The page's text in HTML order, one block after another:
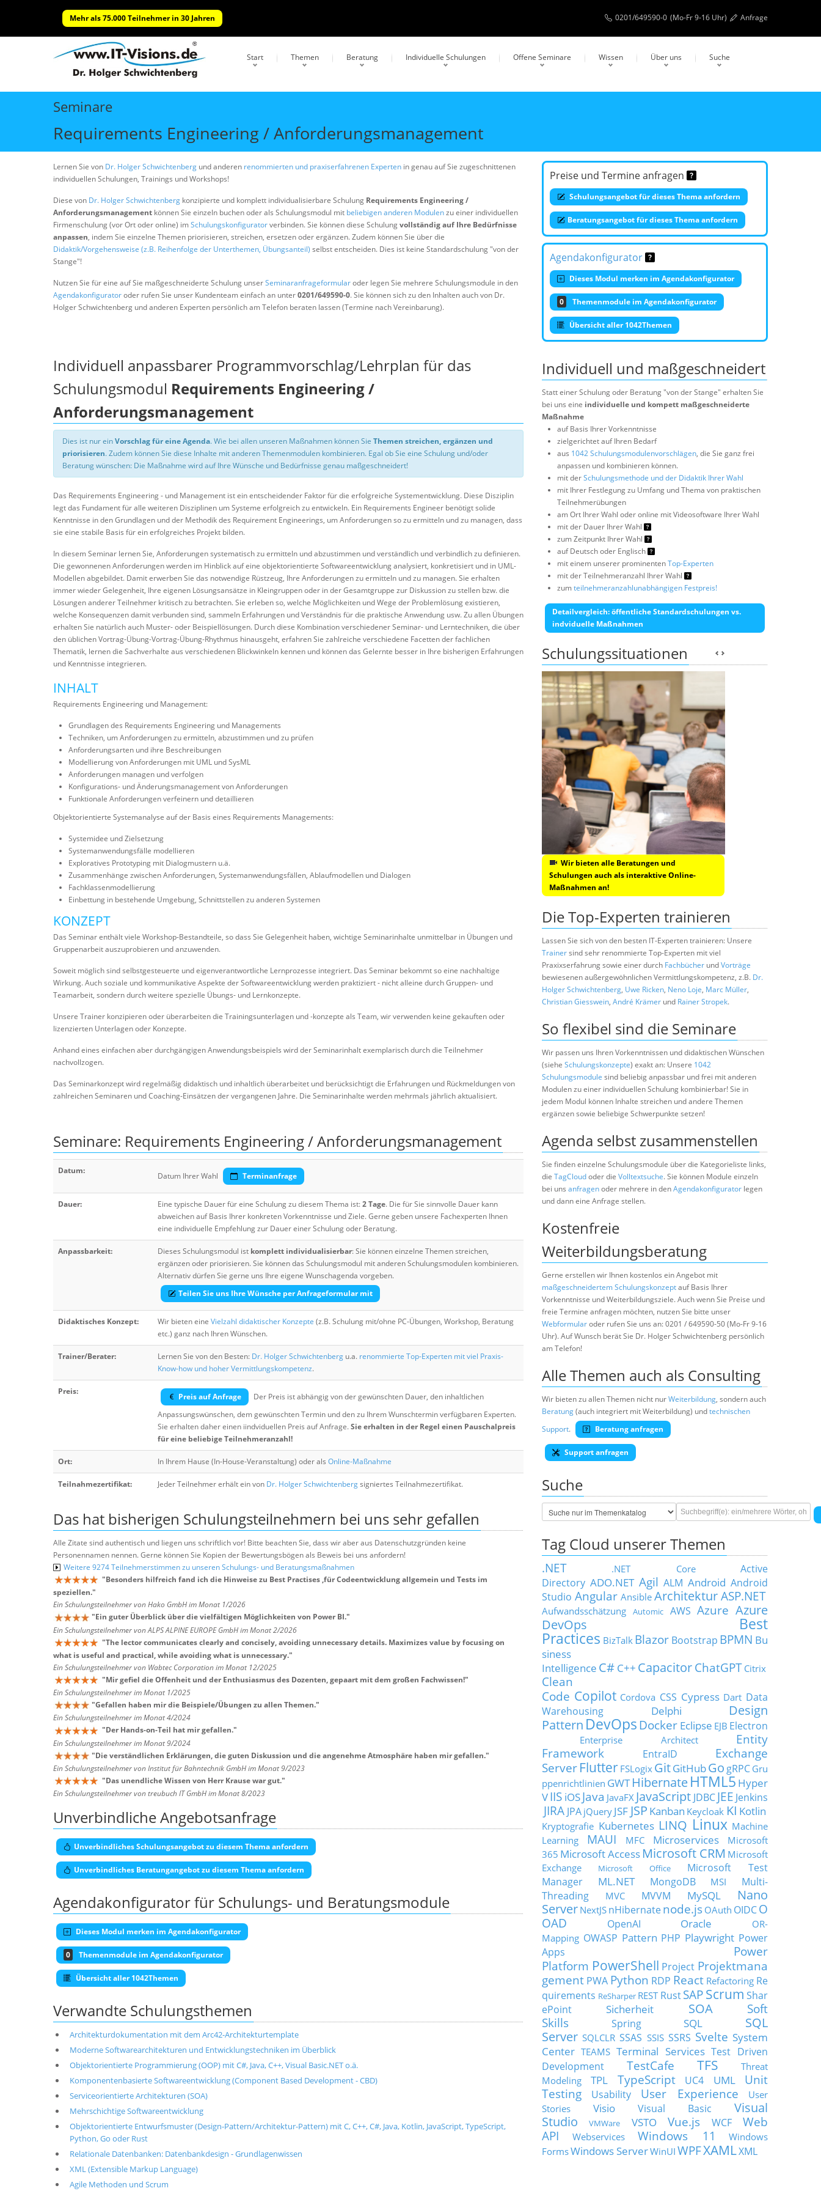
Mehr als 75.000 Teilnehmer in 30 Jahren 0201/649590-0 (Mo-Fr 9-16 Uhr) Anfrage
Start Themen Beratung Individuelle Schulungen Offene Seminare Wissen Über uns Suche
Seminare
Requirements Engineering / Anforderungsmanagement
Lernen Sie von Dr. Holger Schwichtenberg und anderen renommierten und praxiserfahrenen Experten in genau auf Sie zugeschnittenen
individuellen Schulungen, Trainings und Workshops!
Diese von Dr. Holger Schwichtenberg konzipierte und komplett individualisierbare Schulung Requirements Engineering /
Anforderungsmanagement können Sie einzeln buchen oder als Schulungsmodul mit beliebigen anderen Modulenzu einer individuellen
Firmenschulung (vor Ort oder online) imSchulungskonfiguratorverbinden. Sie können diese Schulungvollständig auf Ihre Bedürfnisse
anpassen, indem Sie einzelne Themen priorisieren, streichen, ersetzen oder ergänzen. Zudem können Sie über die
Didaktik/Vorgehensweise (z.B. Reihenfolge der Unterthemen, Übungsanteil) selbst entscheiden. Dies ist keine Standardschulung "von der
Stange"!
Nutzen Sie für eine auf Sie maßgeschneiderte Schulung unserSeminaranfrageformularoder legen Sie mehrere Schulungsmodule in den
Agendakonfiguratoroder rufen Sie unser Kundenteam einfach an unter0201/649590-0. Sie können sich zu den Inhalten auch von Dr.
Holger Schwichtenberg und anderen Experten persönlich am Telefon beraten lassen (Termine nach Vereinbarung).
Preise und Termine anfragen
Schulungsangebot für dieses Thema anfordern
Beratungsangebot für dieses Thema anfordern
Agendakonfigurator
Dieses Modul merken im Agendakonfigurator
0 Themenmodule im Agendakonfigurator
Übersicht aller 1042Themen
Individuell anpassbarer Programmvorschlag/Lehrplan für das
Schulungsmodul Requirements Engineering /
Anforderungsmanagement
Dies ist nur einVorschlag für eine Agenda. Wie bei allen unseren Maßnahmen können Sie Themen streichen, ergänzen und
priorisieren. Zudem können Sie diese Inhalte mit anderen Themenmodulen kombinieren. Egal ob Sie eine Schulung und/oder
Beratung wünschen: Die Maßnahme wird auf Ihre Wünsche und Bedürfnisse genau maßgeschneidert!
Das Requirements Engineering - und Management ist ein entscheidender Faktor für die erfolgreiche Systementwicklung. Diese Disziplin
legt das Fundament für alle weiteren Disziplinen um Systeme erfolgreich zu entwickeln. Ein Requirements Engineer benötigt solide
Kenntnisse in den Grundlagen und der Methodik des Requirement Engineerings, um Anforderungen so zu ermitteln und zu managen, dass
sie eine stabile Basis für ein erfolgreiches Projekt bilden.
In diesem Seminar lernen Sie, Anforderungen systematisch zu ermitteln und abzustimmen und verständlich und verbindlich zu definieren.
Die gewonnenen Anforderungen werden im Hinblick auf eine objektorientierte Softwareentwicklung analysiert, konkretisiert und in UML-
Modellen abgebildet. Damit erwerben Sie das notwendige Rüstzeug, Ihre Anforderungen zu ermitteln und zu managen. Sie erhalten
immer wieder Gelegenheit, Ihre eigenen Lösungsansätze in Kleingruppen oder in der Gesamtgruppe zur Diskussion zu stellen bzw. die
Lösungen anderer Teilnehmer kritisch zu betrachten. Sie erleben so, welche Möglichkeiten und Wege der Problemlösung existieren,
welche Konsequenzen damit verbunden sind, sammeln Erfahrungen und Verständnis für die praktische Anwendung usw. Zu allen Übungen
erhalten Sie natürlich auch Muster- oder Beispiellösungen. Durch diese Kombination verschiedener Seminar- und Lerntechniken, die über
den üblichen Vortrag-Übung-Vortrag-Übung-Rhythmus hinausgeht, erfahren Sie zahlreiche verschiedene Facetten der fachlichen
Thematik, lernen die Sachverhalte aus verschiedenen Blickwinkeln kennen und können das Gelernte besser in Ihre bisherigen Erfahrungen
und Kenntnisse integrieren.
INHALT
Requirements Engineering und Management:
Grundlagen des Requirements Engineering und Managements
Techniken, um Anforderungen zu ermitteln, abzustimmen und zu prüfen
Anforderungsarten und ihre Beschreibungen
Modellierung von Anforderungen mit UML und SysML
Anforderungen managen und verfolgen
Konfigurations- und Änderungsmanagement von Anforderungen
Funktionale Anforderungen verfeinern und detaillieren
Objektorientierte Systemanalyse auf der Basis eines Requirements Managements:
Systemidee und Zielsetzung
Systemanwendungsfälle modellieren
Exploratives Prototyping mit Dialogmustern u.ä.
Zusammenhänge zwischen Anforderungen, Systemanwendungsfällen, Ablaufmodellen und Dialogen
Fachklassenmodellierung
Einbettung in bestehende Umgebung, Schnittstellen zu anderen Systemen
KONZEPT
Das Seminar enthält viele Workshop-Bestandteile, so dass Sie Gelegenheit haben, wichtige Seminarinhalte unmittelbar in Übungen und
Gruppenarbeit auszuprobieren und anzuwenden.
Soweit möglich sind selbstgesteuerte und eigenverantwortliche Lernprozesse integriert. Das Seminar bekommt so eine nachhaltige
Wirkung. Auch soziale und kommunikative Aspekte der Softwareentwicklung werden praktiziert - nicht alleine durch Gruppen- und
Teamarbeit, sondern durch weitere spezielle Übungs- und Lernkonzepte.
Unsere Trainer konzipieren oder überarbeiten die Trainingsunterlagen und -konzepte als Team, wir verwenden keine gekauften oder
lizenzierten Unterlagen oder Konzepte.
Anhand eines einfachen aber durchgängigen Anwendungsbeispiels wird der Seminarinhalt exemplarisch durch die Teilnehmer
nachvollzogen.
Das Seminarkonzept wird regelmäßig didaktisch und inhaltlich überarbeitet und berücksichtigt die Erfahrungen und Rückmeldungen von
zahlreichen Seminaren und Coaching-Einsätzen der vergangenen Jahre. Die Seminarinhalte werden mehrmals jährlich aktualisiert.
Seminare: Requirements Engineering / Anforderungsmanagement
Datum:
Datum Ihrer Wahl Terminanfrage
Dauer: Eine typische Dauer für eine Schulung zu diesem Thema ist:2 Tage. Die für Sie sinnvolle Dauer kann
abweichen auf Basis Ihrer konkreten Vorkenntnisse und Ziele. Gerne geben unsere Fachexperten Ihnen
eine individuelle Empfehlung zur Dauer einer Schulung oder Beratung.
Anpassbarkeit: Dieses Schulungsmodul ist komplett individualisierbar: Sie können einzelne Themen streichen,
ergänzen oder priorisieren. Sie können das Schulungsmodul mit anderen Schulungsmodulen kombinieren.
Alternativ dürfen Sie gerne uns Ihre eigene Wunschagenda vorgeben.
Teilen Sie uns Ihre Wünsche per Anfrageformular mit
Didaktisches Konzept: Wir bieten eine Vielzahl didaktischer Konzepte (z.B. Schulung mit/ohne PC-Übungen, Workshop, Beratung
etc.) ganz nach Ihren Wünschen.
Trainer/Berater: Lernen Sie von den Besten: Dr. Holger Schwichtenberg u.a. renommierte Top-Experten mit viel Praxis-
Know-how und hoher Vermittlungskompetenz.
Preis:
Preis auf Anfrage
Der Preis ist abhängig von der gewünschten Dauer, den inhaltlichen
Anpassungswünschen, dem gewünschten Termin und den zu Ihrem Wunschtermin verfügbaren Experten.
Sie erhalten daher einen iindviduellen Preis auf Anfrage.Sie erhalten in der Regel einen Pauschalpreis
für eine beliebige Teilnehmeranzahl!
Ort: In Ihrem Hause (In-House-Veranstaltung) oder als Online-Maßnahme
Teilnahmezertifikat: Jeder Teilnehmer erhält ein von Dr. Holger Schwichtenbergsigniertes Teilnahmezertifikat.
Das hat bisherigen Schulungsteilnehmern bei uns sehr gefallen
Alle Zitate sind authentisch und liegen uns schriftlich vor! Bitte beachten Sie, dass wir aber aus Datenschutzgründen keine
Personennamen nennen. Gerne können Sie Kopien der Bewertungsbögen als Beweis bei uns anfordern!
Weitere 9274 Teilnehmerstimmen zu unseren Schulungs- und Beratungsmaßnahmen
"Besonders hilfreich fand ich die Hinweise zu Best Practises ,für Codeentwicklung allgemein und Tests im
speziellen."
Ein Schulungsteilnehmer von Hako GmbH im Monat 1/2026
"Ein guter Überblick über die vielfältigen Möglichkeiten von Power BI."
Ein Schulungsteilnehmer von ALPS ALPINE EUROPE GmbH im Monat 2/2026
"The lector communicates clearly and concisely, avoiding unnecessary details. Maximizes value by focusing on
what is useful and practical, while avoiding what is unnecessary."
Ein Schulungsteilnehmer von Wabtec Corporation im Monat 12/2025
"Mir gefiel die Offenheit und der Enthusiasmus des Dozenten, gepaart mit dem großen Fachwissen!"
Ein Schulungsteilnehmer im Monat 1/2025
"Gefallen haben mir die Beispiele/Übungen zu allen Themen."
Ein Schulungsteilnehmer im Monat 4/2024
"Der Hands-on-Teil hat mir gefallen."
Ein Schulungsteilnehmer im Monat 9/2024
"Die verständlichen Erklärungen, die guten Diskussion und die angenehme Atmosphäre haben mir gefallen."
Ein Schulungsteilnehmer von Institut für Bahntechnik GmbH im Monat 9/2023
"Das unendliche Wissen von Herr Krause war gut."
Ein Schulungsteilnehmer von treubuch IT GmbH im Monat 8/2023
Unverbindliche Angebotsanfrage
Unverbindliches Schulungsangebot zu diesem Thema anfordern
Unverbindliches Beratungangebot zu diesem Thema anfordern
Agendakonfigurator für Schulungs- und Beratungsmodule
Dieses Modul merken im Agendakonfigurator
0 Themenmodule im Agendakonfigurator
Übersicht aller 1042Themen
Verwandte Schulungsthemen
Architekturdokumentation mit dem Arc42-Architekturtemplate
Moderne Softwarearchitekturen und Entwicklungstechniken im Überblick
Objektorientierte Programmierung (OOP) mit C#, Java, C++, Visual Basic.NET o.ä.
Komponentenbasierte Softwareentwicklung (Component Based Development - CBD)
Serviceorientierte Architekturen (SOA)
Mehrschichtige Softwareentwicklung
Objektorientierte Entwurfsmuster (Design-Pattern/Architektur-Pattern) mit C, C++, C#, Java, Kotlin, JavaScript, TypeScript,
Python, Go oder Rust
Relationale Datenbanken: Datenbankdesign - Grundlagenwissen
XML (Extensible Markup Language)
Agile Methoden und Scrum
Individuell und maßgeschneidert
Statt einer Schulung oder Beratung "von der Stange" erhalten Sie
bei uns eine individuelle und kompett maßgeschneiderte
Maßnahme
auf Basis Ihrer Vorkenntnisse
zielgerichtet auf Ihren Bedarf
aus 1042 Schulungsmodulenvorschlägen, die Sie ganz frei
anpassen und kombinieren können.
mit derSchulungsmethode und der Didaktik Ihrer Wahl
mit Ihrer Festlegung zu Umfang und Thema von praktischen
Teilnehmerübungen
am Ort Ihrer Wahl oder online mit Videosoftware Ihrer Wahl
mit der Dauer Ihrer Wahl
zum Zeitpunkt Ihrer Wahl
auf Deutsch oder Englisch
mit einem unserer prominentenTop-Experten
mit der Teilnehmeranzahl Ihrer Wahl
zumteilnehmeranzahlunabhängigen Festpreis!
Detailvergleich: öffentliche Standardschulungen vs.
indviduelle Maßnahmen
Schulungssituationen
Wir bieten alle Beratungen und
Schulungen auch als interaktive Online-
Maßnahmen an!
Die Top-Experten trainieren
Lassen Sie sich von den besten IT-Experten trainieren: Unsere
Trainersind sehr renommierte Top-Experten mit viel
Praxixserfahrung sowie einer durch Fachbücher undVorträge
bewiesenen außergewöhnlichen Vermittlungskompetenz, z.B. Dr.
Holger Schwichtenberg, Uwe Ricken, Neno Loje, Marc Müller,
Christian Giesswein, André Krämer und Rainer Stropek.
So flexibel sind die Seminare
Wir passen uns Ihren Vorkenntnissen und didaktischen Wünschen
(siehe Schulungskonzepte) exakt an: Unsere 1042
Schulungsmodule sind beliebig anpassbar und frei mit anderen
Modulen zu einer individuellen Schulung kombinierbar! Sie in
jedem Modul können Inhalte streichen und andere Themen
ergänzen sowie beliebige Schwerpunkte setzen!
Agenda selbst zusammenstellen
Sie finden einzelne Schulungsmodule über die Kategorieliste links,
die TagCloudoder die Volltextsuche. Sie können Module einzeln
bei uns anfragenoder mehrere in denAgendakonfigurator legen
und dann eine Anfrage stellen.
Kostenfreie
Weiterbildungsberatung
Gerne erstellen wir Ihnen kostenlos ein Angebot mit
maßgeschneidertem Schulungskonzeptauf Basis Ihrer
Vorkenntnisse und Weiterbildungsziele. Auch wenn Sie Preise und
freie Termine anfragen möchten, nutzen Sie bitte unser
Webformularoder rufen Sie uns an: 0201 / 649590-50 (Mo-Fr 9-16
Uhr). Auf Wunsch berät Sie Dr. Holger Schwichtenberg persönlich
am Telefon!
Alle Themen auch als Consulting
Wir bieten zu allen Themen nicht nurWeiterbildung, sondern auch
Beratung(auch integriert mit Weiterbildung) undtechnischen
Support. Beratung anfragen
Support anfragen
Suche
Tag Cloud unserer Themen
.NET .NET Core
Active
Directory ADO.NET Agil ALM Android Android
Studio Angular Ansible Architektur ASP.NET
Aufwandsschätzung Automic AWS Azure Azure
DevOps
Best
Practices BizTalk Blazor Bootstrap BPMN Bu
siness
Intelligence C# C++ Capacitor ChatGPT Citrix
Clean
Code Copilot Cordova CSS Cypress Dart Data
Warehousing
Delphi
Design
Pattern DevOps Docker Eclipse EJB Electron
Enterprise Architect
Entity
Framework
EntraID
Exchange
Server Flutter FSLogix GitGitHubGo gRPC Gru
ppenrichtlinien GWT HibernateHTML5 Hyper
VIIS iOSJava JavaFX JavaScript JDBC JEE Jenkins
JIRA JPA jQuery JSF JSP Kanban Keycloak KI Kotlin
Kryptografie Kubernetes LINQ Linux Machine
Learning
MAUI MFC Microservices
Microsoft
365 Microsoft Access Microsoft CRM Microsoft
Exchange
Microsoft Office
Microsoft Test
Manager
ML.NET MongoDB MSI
Multi-
Threading
MVC MVVM MySQL
Nano
Server NextJS nHibernatenode.js OAuth OIDCO
OAD
OpenAI Oracle
OR-
Mapping OWASP Pattern PHP Playwright Power
Apps
Power
Platform PowerShell Project Projektmana
gement PWA Python RDP React Refactoring Re
quirements ReSharper REST Rust SAP Scrum Shar
ePoint
Sicherheit SOA
Soft
Skills
Spring SQL
SQL
Server SQLCLR SSAS SSIS SSRS Svelte System
Center TEAMS Terminal Services Test Driven
Development
TestCafe TFS
Threat
Modeling
TPL TypeScript UC4 UML
Unit
Testing
Usability User Experience
User
Stories
Visio Visual Basic
Visual
Studio
VMWare VSTO Vue.js WCF
Web
API
Webservices Windows 11
Windows
FormsWindows ServerWinUI WPFXAMLXML